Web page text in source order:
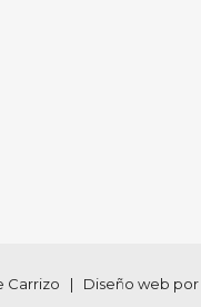
Carrizo | Diseño web por